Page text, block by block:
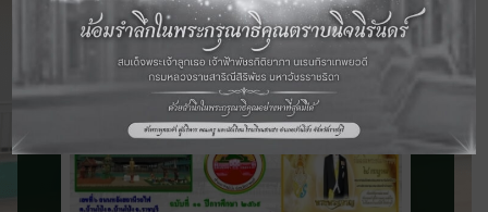
จดหมายข่าว
ประชาสัมพันธ์
ติดตามข่าวสารและความเคลื่อนไหวของ
โรงเรียน